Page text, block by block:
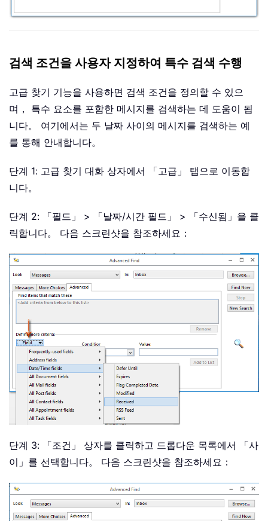
검색 조건을 사용자 지정하여 특수 검색 수행
고급 찾기 기능을 사용하면 검색 조건을 정의할 수 있으
며， 특수 요소를 포함한 메시지를 검색하는 데 도움이 됩
니다。 여기에서는 두 날짜 사이의 메시지를 검색하는 예
를 통해 안내합니다。
단계 1: 고급 찾기 대화 상자에서 「고급」 탭으로 이동합
니다。
단계 2: 「필드」 > 「날짜/시간 필드」 > 「수신됨」을 클
릭합니다。 다음 스크린샷을 참조하세요：
단계 3: 「조건」 상자를 클릭하고 드롭다운 목록에서 「사
이」를 선택합니다。 다음 스크린샷을 참조하세요：